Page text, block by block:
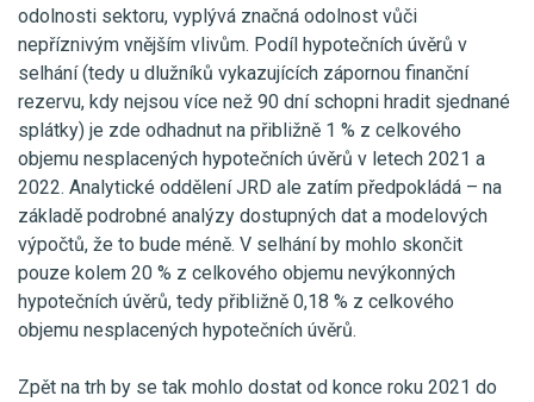
odolnosti sektoru, vyplývá značná odolnost vůči
nepříznivým vnějším vlivům. Podíl hypotečních úvěrů v
selhání (tedy u dlužníků vykazujících zápornou finanční
rezervu, kdy nejsou více než 90 dní schopni hradit sjednané
splátky) je zde odhadnut na přibližně 1 % z celkového
objemu nesplacených hypotečních úvěrů v letech 2021 a
2022. Analytické oddělení JRD ale zatím předpokládá – na
základě podrobné analýzy dostupných dat a modelových
výpočtů, že to bude méně. V selhání by mohlo skončit
pouze kolem 20 % z celkového objemu nevýkonných
hypotečních úvěrů, tedy přibližně 0,18 % z celkového
objemu nesplacených hypotečních úvěrů.
Zpět na trh by se tak mohlo dostat od konce roku 2021 do